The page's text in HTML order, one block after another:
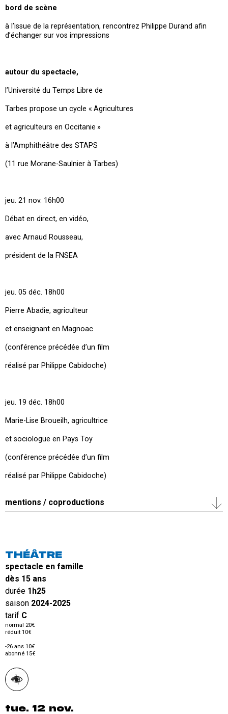
THÉÂTRE
spectacle en famille
dès 15 ans
durée 1h25
saison 2024-2025
tarif C
normal 20€
réduit 10€
-26 ans 10€
abonné 15€
tue. 12 nov.
bord de scène
à l’issue de la représentation, rencontrez Philippe Durand afin
d’échanger sur vos impressions
autour du spectacle,
l’Université du Temps Libre de
Tarbes propose un cycle « Agricultures
et agriculteurs en Occitanie »
à l’Amphithéâtre des STAPS
(11 rue Morane-Saulnier à Tarbes)
jeu. 21 nov. 16h00
Débat en direct, en vidéo,
avec Arnaud Rousseau,
président de la FNSEA
jeu. 05 déc. 18h00
Pierre Abadie, agriculteur
et enseignant en Magnoac
(conférence précédée d’un film
réalisé par Philippe Cabidoche)
jeu. 19 déc. 18h00
Marie-Lise Broueilh, agricultrice
et sociologue en Pays Toy
(conférence précédée d’un film
réalisé par Philippe Cabidoche)
mentions / coproductions